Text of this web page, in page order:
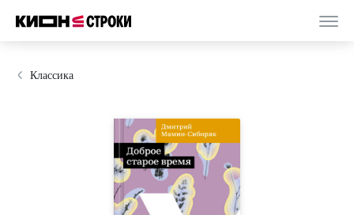
Классика